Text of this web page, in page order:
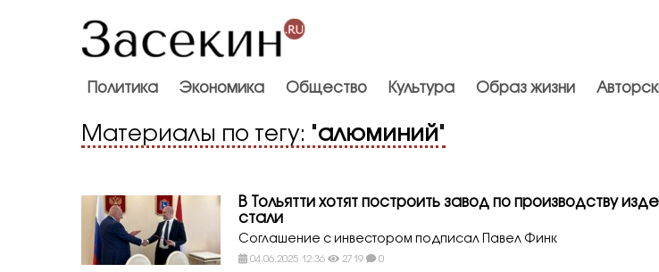
Политика Экономика Общество Культура Образ жизни
Материалы по тегу: "алюминий"
В Тольятти хотят построить завод по производству
стали
Соглашение с инвестором подписал Павел Финк
04.06.2025 12:36 2719 0